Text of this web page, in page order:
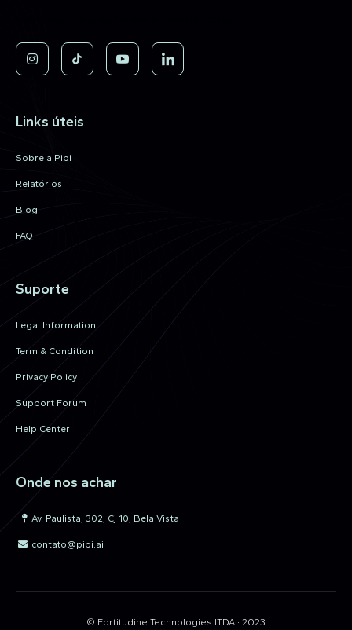
Links úteis
Sobre a Pibi
Relatórios
Blog
FAQ
Suporte
Legal Information
Term & Condition
Privacy Policy
Support Forum
Help Center
Onde nos achar
Av. Paulista, 302, Cj 10, Bela Vista
contato@pibi.ai
© Fortitudine Technologies LTDA · 2023